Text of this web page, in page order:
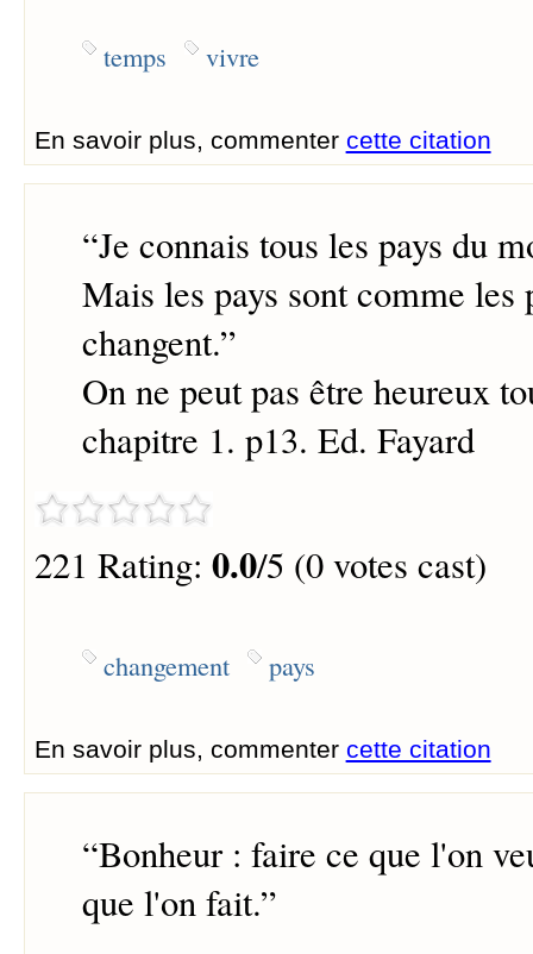
temps vivre
En savoir plus, commenter cette citation
“Je connais tous les pays du
Mais les pays sont comme les
changent.”
On ne peut pas être heureux
chapitre 1. p13. Ed. Fayard
221 Rating: 0.0/5 (0 votes cast)
changement pays
En savoir plus, commenter cette citation
“Bonheur : faire ce que l'on
que l'on fait.”